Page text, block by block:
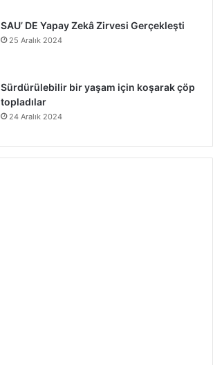
SAU’ DE Yapay Zekâ Zirvesi Gerçekleşti
25 Aralık 2024
Sürdürülebilir bir yaşam için koşarak çöp
topladılar
24 Aralık 2024